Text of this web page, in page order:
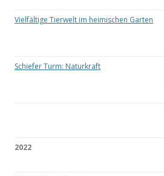
Vielfältige Tierwelt im heimischen Garten
Schiefer Turm: Naturkraft
2022